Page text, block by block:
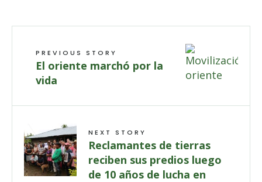
PREVIOUS STORY
El oriente marchó por la
vida
NEXT STORY
Reclamantes de tierras
reciben sus predios luego
de 10 años de lucha en